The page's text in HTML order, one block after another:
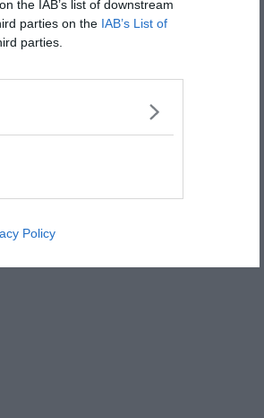
the IAB’s list of downstream
parties on the IAB’s List of
parties.
Policy
sul
mi
suoi reati,
lo abbia
di
forse la
le
giorno